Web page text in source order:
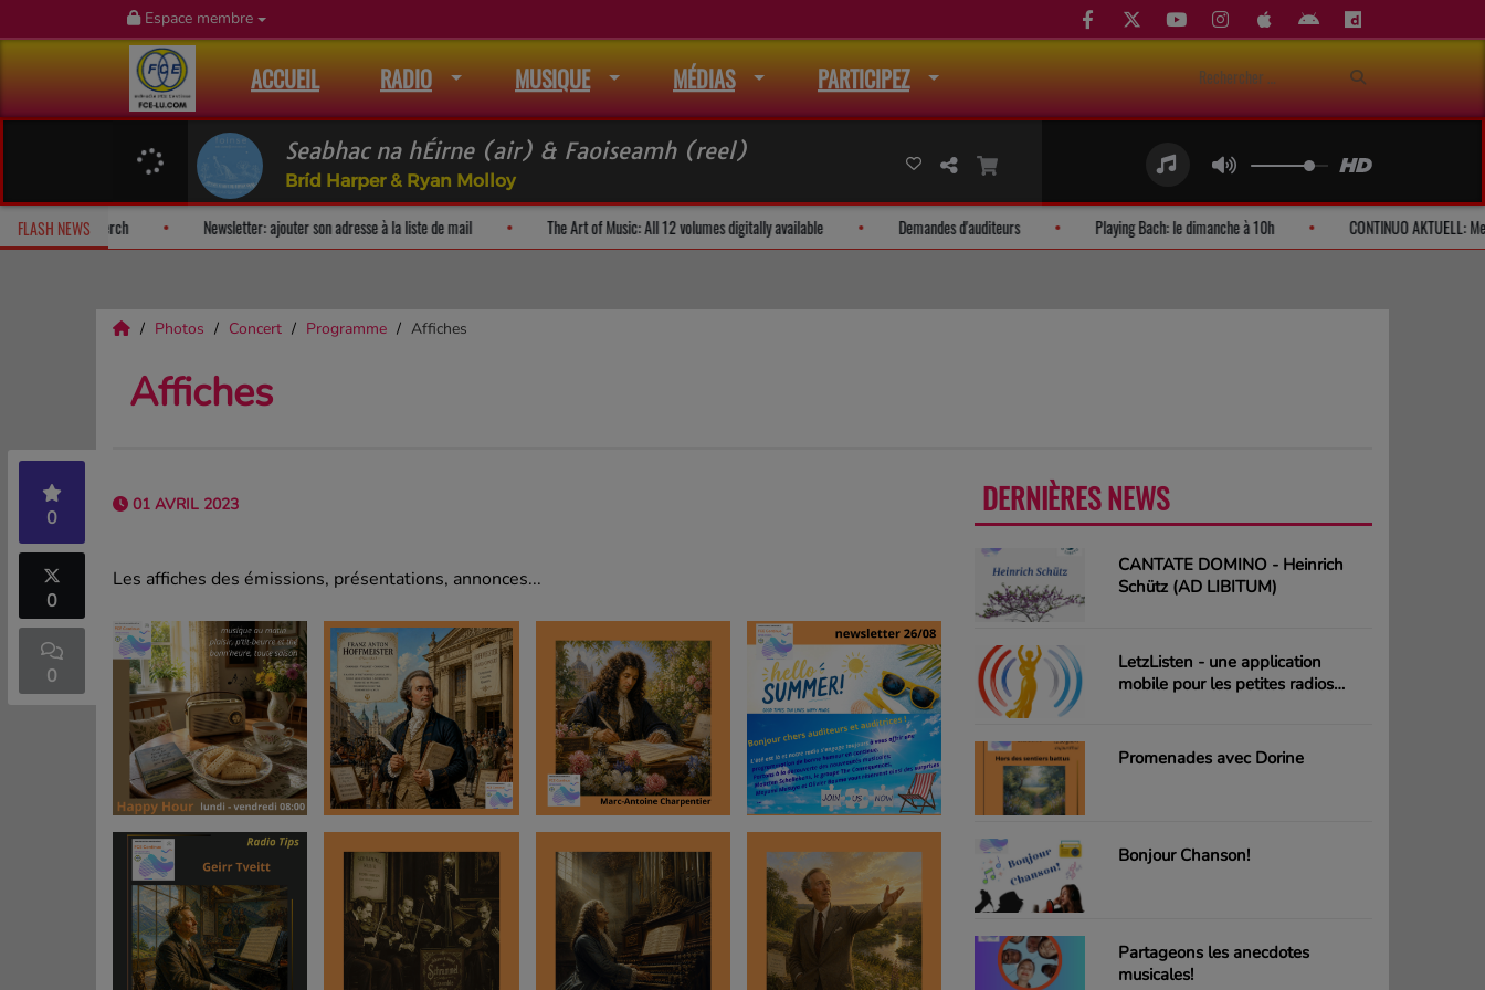
Espace membre
ACCUEIL RADIO MUSIQUE MÉDIAS PARTICIPEZ
Seabhac na hÉirne (air) & Faoiseamh (reel)
Bríd Harper & Ryan Molloy
FLASH NEWS Fan Releases & Merch Newsletter: ajouter son adresse à la liste de mail The Art of Music: All 12 volumes digitally available Demandes d'auditeurs Playing Bach: le dimanche à 10h
Photos Concert Programme Affiches
Affiches
0
0
0
01 AVRIL 2023
Les affiches des émissions, présentations, annonces...
DERNIÈRES NEWS
CANTATE DOMINO - Heinrich
Schütz (AD LIBITUM)
LetzListen - une application
mobile pour les petites radios
Promenades avec Dorine
Bonjour Chanson!
Partageons les anecdotes
musicales!